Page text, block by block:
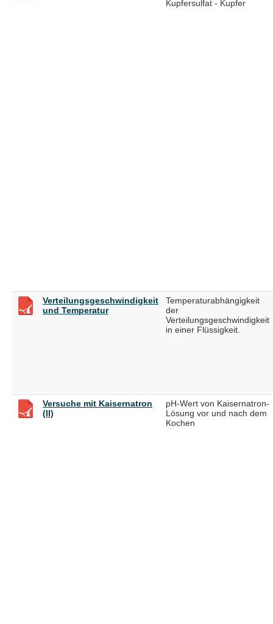
Kupfersulfat - Kupfer
Verteilungsgeschwindigkeit
und Temperatur
Temperaturabhängigkeit
der
Verteilungsgeschwindigkeit
in einer Flüssigkeit.
Versuche mit Kaisernatron
(II)
pH-Wert von Kaisernatron-
Lösung vor und nach dem
Kochen